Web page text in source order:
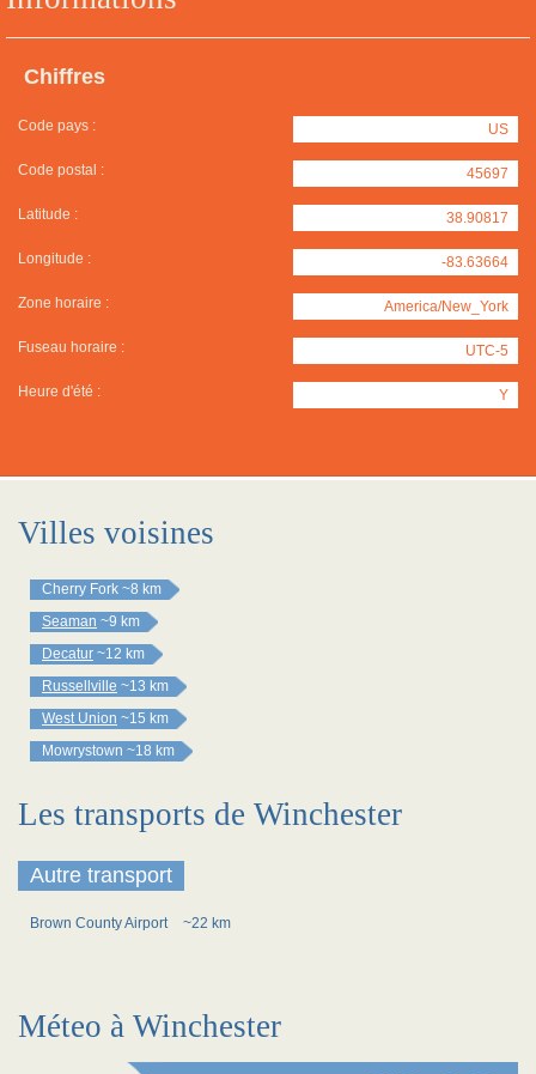
Chiffres
Code pays : US
Code postal : 45697
Latitude : 38.90817
Longitude : -83.63664
Zone horaire : America/New_York
Fuseau horaire : UTC-5
Heure d'été : Y
Villes voisines
Cherry Fork ~8 km
Seaman ~9 km
Decatur ~12 km
Russellville ~13 km
West Union ~15 km
Mowrystown ~18 km
Les transports de Winchester
Autre transport
Brown County Airport ~22 km
Méteo à Winchester